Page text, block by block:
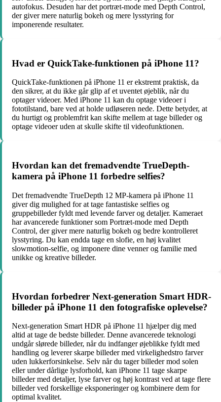
autofokus. Desuden har det portræt-mode med Depth Control,
der giver mere naturlig bokeh og mere lysstyring for
imponerende resultater.
Hvad er QuickTake-funktionen på iPhone 11?
QuickTake-funktionen på iPhone 11 er ekstremt praktisk, da
den sikrer, at du ikke går glip af et uventet øjeblik, når du
optager videoer. Med iPhone 11 kan du optage videoer i
fototilstand, bare ved at holde udløseren nede. Dette betyder, at
du hurtigt og problemfrit kan skifte mellem at tage billeder og
optage videoer uden at skulle skifte til videofunktionen.
Hvordan kan det fremadvendte TrueDepth-
kamera på iPhone 11 forbedre selfies?
Det fremadvendte TrueDepth 12 MP-kamera på iPhone 11
giver dig mulighed for at tage fantastiske selfies og
gruppebilleder fyldt med levende farver og detaljer. Kameraet
har avancerede funktioner som Portræt-mode med Depth
Control, der giver mere naturlig bokeh og bedre kontrolleret
lysstyring. Du kan endda tage en slofie, en høj kvalitet
slowmotion-selfie, og imponere dine venner og familie med
unikke og kreative billeder.
Hvordan forbedrer Next-generation Smart HDR-
billeder på iPhone 11 den fotografiske oplevelse?
Next-generation Smart HDR på iPhone 11 hjælper dig med
altid at tage de bedste billeder. Denne avancerede teknologi
undgår slørede billeder, når du indfanger øjeblikke fyldt med
handling og leverer skarpe billeder med virkelighedstro farver
uden lukkerforsinkelse. Selv når du tager billeder mod solen
eller under dårlige lysforhold, kan iPhone 11 tage skarpe
billeder med detaljer, lyse farver og høj kontrast ved at tage flere
billeder ved forskellige eksponeringer og kombinere dem for
optimal kvalitet.